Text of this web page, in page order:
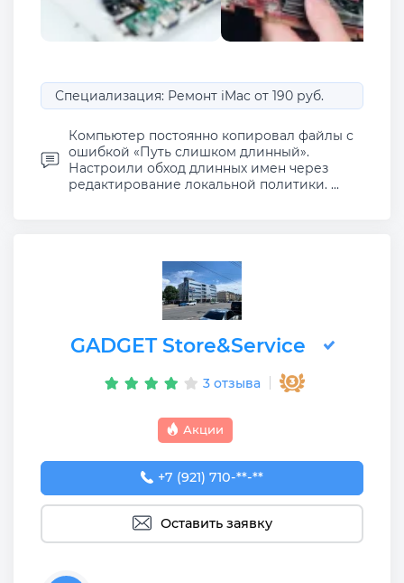
Специализация: Ремонт iMac от 190 руб.
Компьютер постоянно копировал файлы с
ошибкой «Путь слишком длинный».
Настроили обход длинных имен через
редактирование локальной политики. ...
GADGET Store&Service
3 отзыва
Акции
+7 (921) 710-69-91
+7 (921) 710-**-**
Оставить заявку